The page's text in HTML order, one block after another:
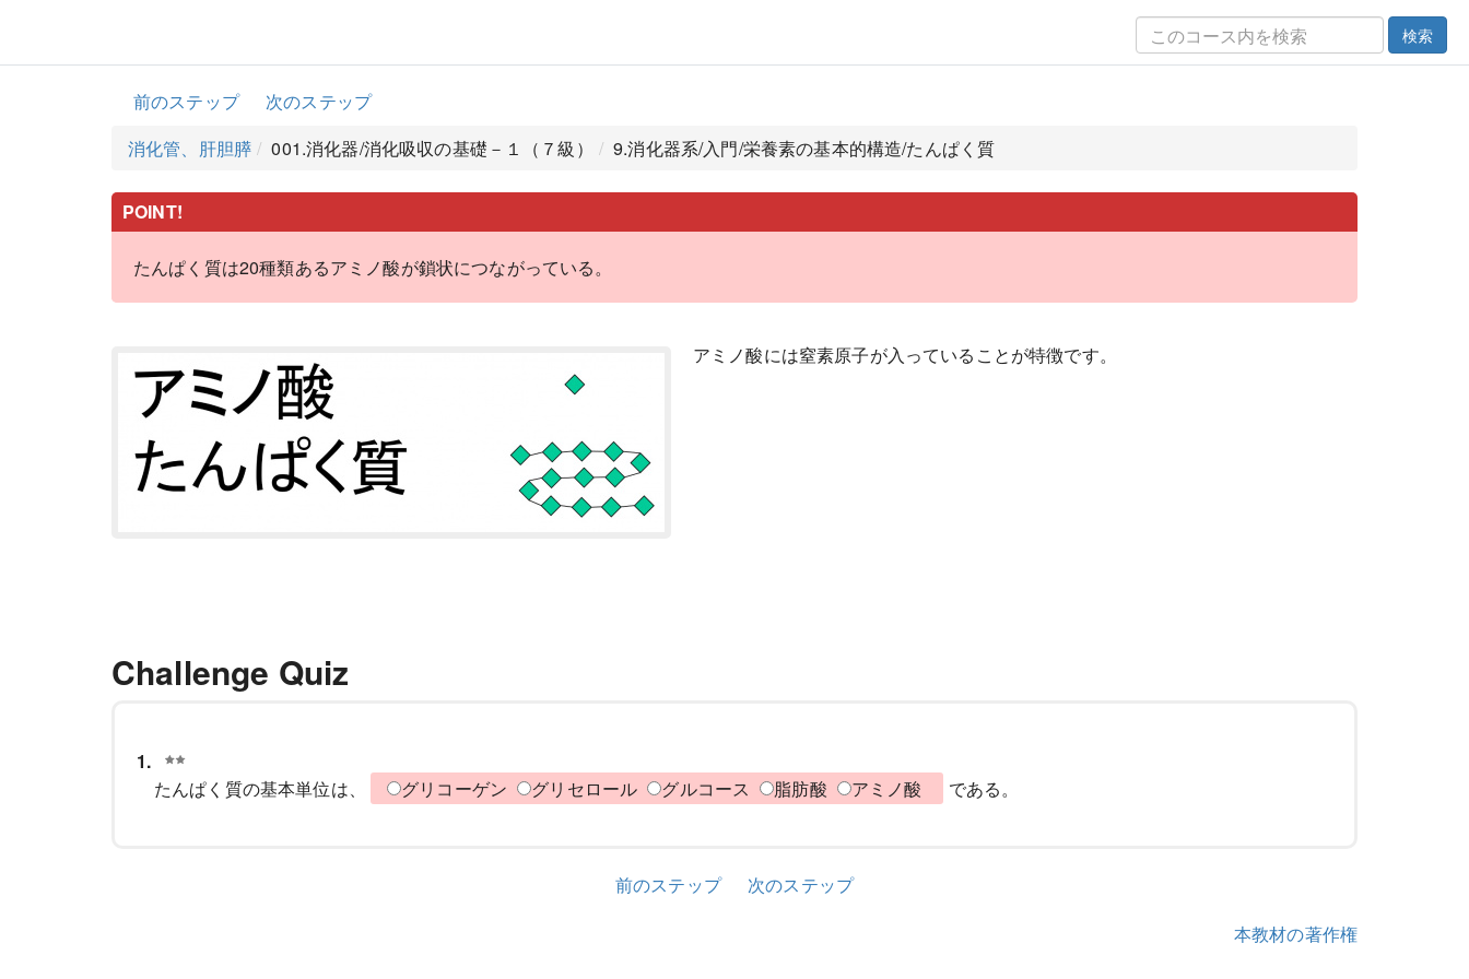
検索
前のステップ
次のステップ
消化管、肝胆膵
001.消化器/消化吸収の基礎－１（７級） 9.消化器系/入門/栄養素の基本的構造/たんぱく質
POINT!
たんぱく質は20種類あるアミノ酸が鎖状につながっている。
アミノ酸には窒素原子が入っていることが特徴です。
Challenge Quiz
1.
たんぱく質の基本単位は、
グリコーゲン グリセロール グルコース 脂肪酸 アミノ酸 である。
前のステップ
次のステップ
本教材の著作権